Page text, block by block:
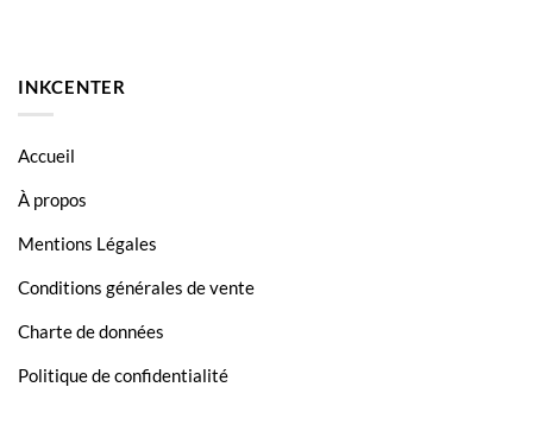
Epson Ecotank L361
Epson Ecotank L365
Epson Ecotank L380
Epson Ecotank L382
INKCENTER
Accueil
À propos
Mentions Légales
Conditions générales de vente
Charte de données
Politique de confidentialité